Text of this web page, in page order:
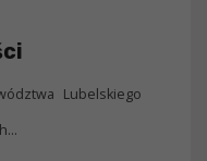
Lubelskiego